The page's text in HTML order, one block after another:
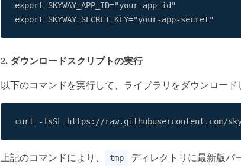
export SKYWAY_SECRET_KEY="your-app-secret"
2. ダウンロードスクリプトの実行
以下のコマンドを実行して、ライブラリをダウンロード
curl -fsSL https://raw.githubusercontent.com/
上記のコマンドにより、 tmp
ディレクトリに最新版バ